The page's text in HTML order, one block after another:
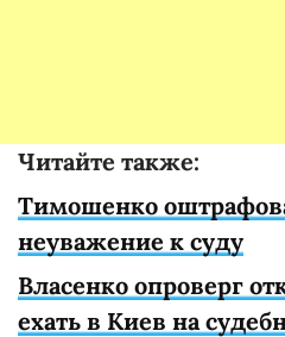
Читайте также:
Тимошенко
неуважение к суду
Власенко опроверг
ехать в Киев на